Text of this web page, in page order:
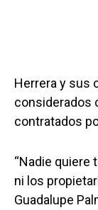
Herrera y sus
considerados
contratados
“Nadie quiere
ni los
Guadalupe